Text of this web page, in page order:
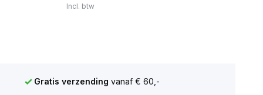
Incl. btw
Gratis verzending vanaf € 60,-